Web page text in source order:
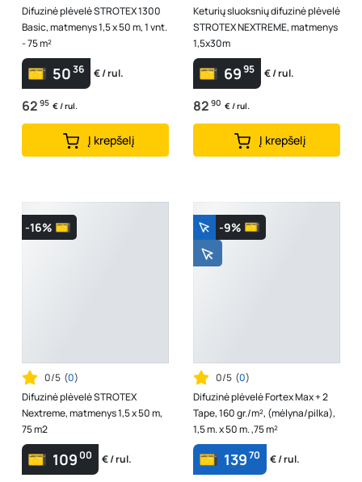
Difuzinė plėvelė STROTEX 1300
Basic, matmenys 1,5 x 50 m, 1 vnt.
- 75 m²
5036 € / rul.
62 95 € / rul.
Į krepšelį
Keturių sluoksnių difuzinė plėvelė
STROTEX NEXTREME, matmenys
1,5x30m
6995 € / rul.
82 90 € / rul.
Į krepšelį
-16%
0/5 (0)
Difuzinė plėvelė STROTEX
Nextreme, matmenys 1,5 x 50 m,
75 m2
10900 € / rul.
-9%
0/5 (0)
Difuzinė plėvelė Fortex Max + 2
Tape, 160 gr./m², (mėlyna/pilka),
1,5 m. x 50 m. ,75 m²
13970 € / rul.